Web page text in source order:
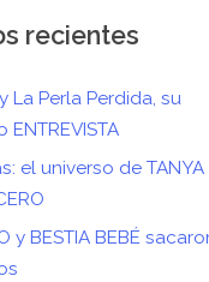
recientes
La Perla Perdida, su
el universo de TANYA
y BESTIA BEBÉ